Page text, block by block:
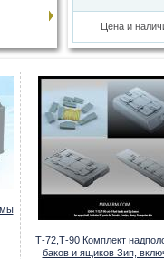
Цена и
Т-72,Т-90 Комплект
баков и ящиков Зип,